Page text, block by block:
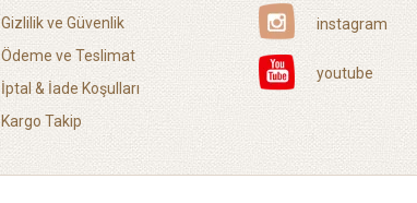
Gizlilik ve Güvenlik
Ödeme ve Teslimat
İptal & İade Koşulları
Kargo Takip
instagram
youtube